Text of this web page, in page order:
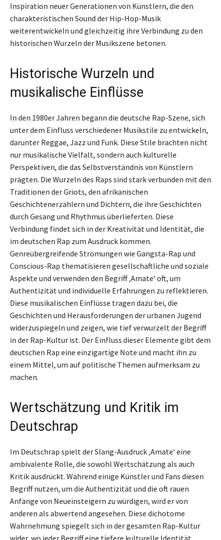
Inspiration neuer Generationen von Künstlern, die den
charakteristischen Sound der Hip-Hop-Musik
weiterentwickeln und gleichzeitig ihre Verbindung zu den
historischen Wurzeln der Musikszene betonen.
Historische Wurzeln und
musikalische Einflüsse
In den 1980er Jahren begann die deutsche Rap-Szene, sich
unter dem Einfluss verschiedener Musikstile zu entwickeln,
darunter Reggae, Jazz und Funk. Diese Stile brachten nicht
nur musikalische Vielfalt, sondern auch kulturelle
Perspektiven, die das Selbstverständnis von Künstlern
prägten. Die Wurzeln des Raps sind stark verbunden mit den
Traditionen der Griots, den afrikanischen
Geschichtenerzählern und Dichtern, die ihre Geschichten
durch Gesang und Rhythmus überlieferten. Diese
Verbindung findet sich in der Kreativität und Identität, die
im deutschen Rap zum Ausdruck kommen.
Genreübergreifende Strömungen wie Gangsta-Rap und
Conscious-Rap thematisieren gesellschaftliche und soziale
Aspekte und verwenden den Begriff ‚Amate‘ oft, um
Authentizität und individuelle Erfahrungen zu reflektieren.
Diese musikalischen Einflüsse tragen dazu bei, die
Geschichten und Herausforderungen der urbanen Jugend
widerzuspiegeln und zeigen, wie tief verwurzelt der Begriff
in der Rap-Kultur ist. Der Einfluss dieser Elemente gibt dem
deutschen Rap eine einzigartige Note und macht ihn zu
einem Mittel, um auf politische Themen aufmerksam zu
machen.
Wertschätzung und Kritik im
Deutschrap
Im Deutschrap spielt der Slang-Ausdruck ‚Amate‘ eine
ambivalente Rolle, die sowohl Wertschätzung als auch
Kritik ausdrückt. Während einige Künstler und Fans diesen
Begriff nutzen, um die Authentizität und die oft rauen
Anfänge von Neueinsteigern zu würdigen, wird er von
anderen als abwertend angesehen. Diese dichotome
Wahrnehmung spiegelt sich in der gesamten Rap-Kultur
wider, wo jeder Begriff eine tiefere kulturelle Identität